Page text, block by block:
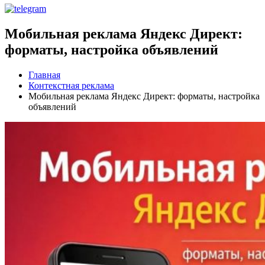
Мобильная реклама Яндекс Директ:
форматы, настройка объявлений
Главная
Контекстная реклама
Мобильная реклама Яндекс Директ: форматы, настройка
объявлений